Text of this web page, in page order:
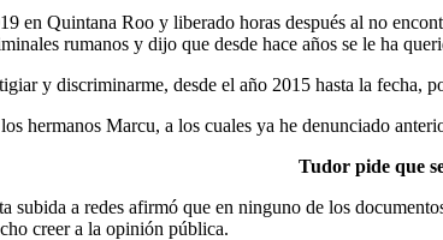
en Quintana Roo y liberado horas después al no
rumanos y dijo que desde hace años se le ha
y discriminarme, desde el año 2015 hasta la
hermanos Marcu, a los cuales ya he denunciado
Tudor pide que
subida a redes afirmó que en ninguno de los
creer a la opinión pública.